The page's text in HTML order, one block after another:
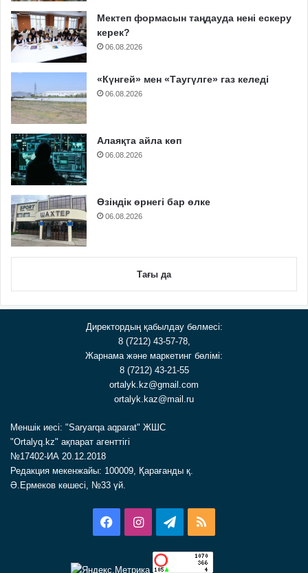
Мектеп формасын таңдауда нені ескеру
керек?
06.08.2026
«Күнгей» мен «Таугүлге» газ келеді
06.08.2026
Алаяқта айла көп
06.08.2026
Өзіндік өрнегі бар өлке
06.08.2026
Тағы да
Директордың қабылдау бөлмесі:
8 (7212) 43-57-78,
Жарнама және маркетинг бөлімі:
8 (7212) 43-21-55
ortalyk.kz@gmail.com
ortalyk.kaz@mail.ru
Меншік иесі: "Saryarqa aqparat" ЖШС
"Ortalyq.kz" ақпарат агенттігі
№17402-ИА 20.12.2018
Редакция мекенжайы: 100009, Қарағанды қ.
Ә.Ермеков көшесі, №33 үй.
FacebookInstagramTelegram